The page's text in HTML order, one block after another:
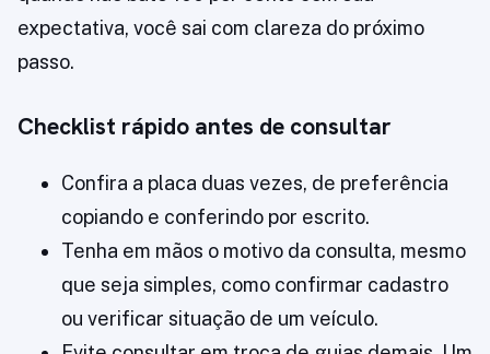
expectativa, você sai com clareza do próximo
passo.
Checklist rápido antes de consultar
Confira a placa duas vezes, de preferência
copiando e conferindo por escrito.
Tenha em mãos o motivo da consulta, mesmo
que seja simples, como confirmar cadastro
ou verificar situação de um veículo.